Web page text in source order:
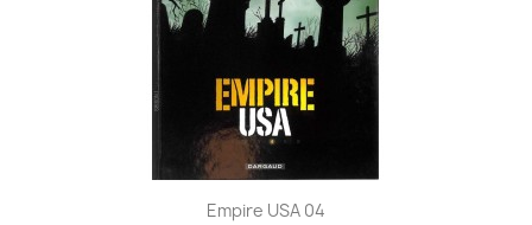
Empire USA 04